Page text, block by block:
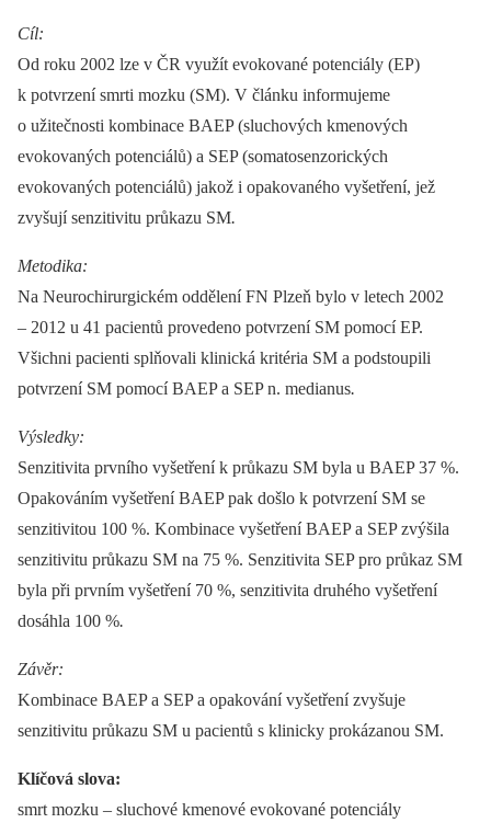
Cíl:
Od roku 2002 lze v ČR využít evokované potenciály (EP)
k potvrzení smrti mozku (SM). V článku informujeme
o užitečnosti kombinace BAEP (sluchových kmenových
evokovaných potenciálů) a SEP (somatosenzorických
evokovaných potenciálů) jakož i opakovaného vyšetření, jež
zvyšují senzitivitu průkazu SM.
Metodika:
Na Neurochirurgickém oddělení FN Plzeň bylo v letech 2002
–⁠ 2012 u 41 pacientů provedeno potvrzení SM pomocí EP.
Všichni pacienti splňovali klinická kritéria SM a podstoupili
potvrzení SM pomocí BAEP a SEP n. medianus.
Výsledky:
Senzitivita prvního vyšetření k průkazu SM byla u BAEP 37 %.
Opakováním vyšetření BAEP pak došlo k potvrzení SM se
senzitivitou 100 %. Kombinace vyšetření BAEP a SEP zvýšila
senzitivitu průkazu SM na 75 %. Senzitivita SEP pro průkaz SM
byla při prvním vyšetření 70 %, senzitivita druhého vyšetření
dosáhla 100 %.
Závěr:
Kombinace BAEP a SEP a opakování vyšetření zvyšuje
senzitivitu průkazu SM u pacientů s klinicky prokázanou SM.
Klíčová slova:
smrt mozku –⁠ sluchové kmenové evokované potenciály